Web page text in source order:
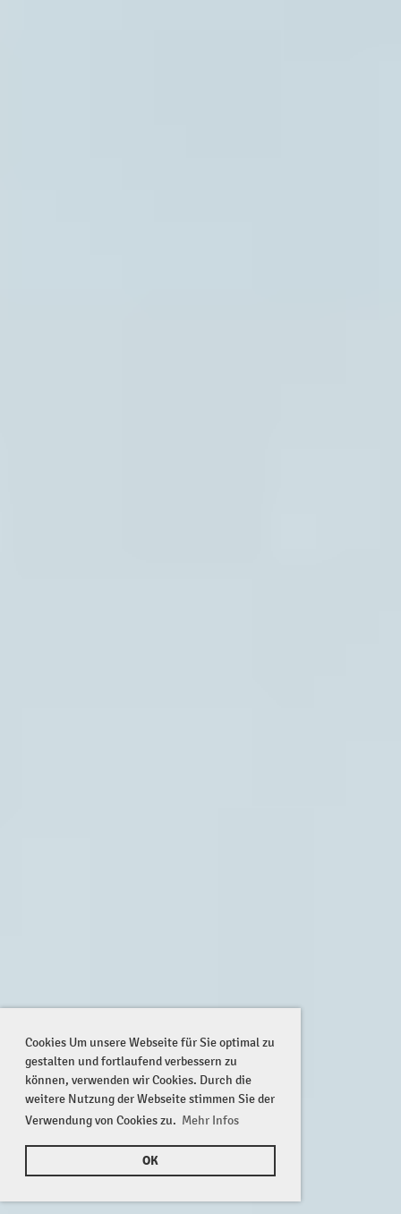
Cookies Um unsere Webseite für Sie optimal zu
gestalten und fortlaufend verbessern zu
können, verwenden wir Cookies. Durch die
weitere Nutzung der Webseite stimmen Sie der
Verwendung von Cookies zu. Mehr Infos
OK